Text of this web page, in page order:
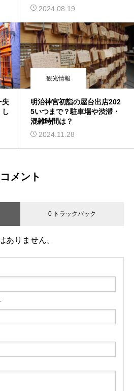
2024.08.19
失
し
観光情報
明治神宮初詣の屋台出店202
5いつまで？駐車場や渋滞・
混雑時間は？
2024.11.28
コメント
0 トラックバック
ありません。